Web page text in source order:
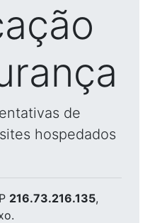
de
hospedados
216.73.216.135,